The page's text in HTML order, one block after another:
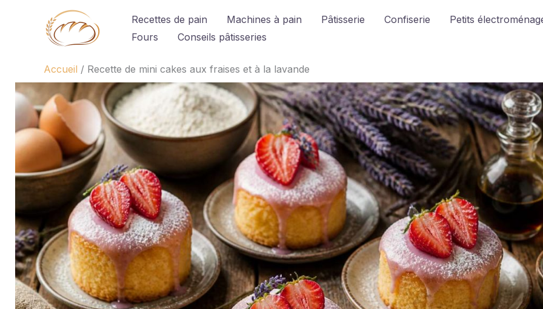
Recettes de pain Machines à pain Pâtisserie Confiserie
Petits
Fours
Conseils pâtisseries
Accueil Recette de mini cakes aux fraises et à la lavande